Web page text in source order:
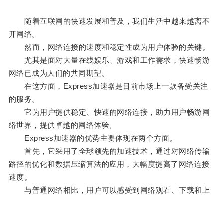
随着互联网的快速发展和普及，我们生活中越来越离不
开网络。
然而，网络连接的速度和稳定性成为用户体验的关键。
尤其是面对大量在线娱乐、游戏和工作需求，快速畅游
网络已成为人们的共同期望。
在这方面，Express加速器是目前市场上一款备受关注
的服务。
它为用户提供稳定、快速的网络连接，助力用户畅游网
络世界，提供卓越的网络体验。
Express加速器的优势主要体现在两个方面。
首先，它采用了全球领先的加速技术，通过对网络传输
路径的优化和数据压缩算法的应用，大幅度提高了网络连接
速度。
与普通网络相比，用户可以感受到网络观看、下载和上